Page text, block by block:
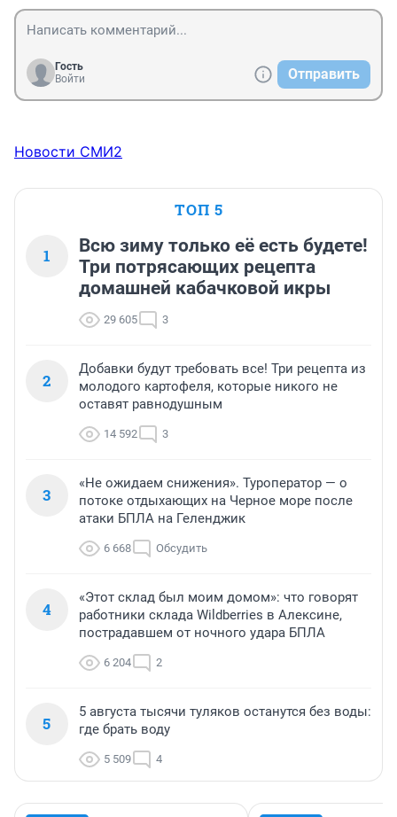
Гость
Войти
Отправить
Новости СМИ2
ТОП 5
1
Всю зиму только её есть будете!
Три потрясающих рецепта
домашней кабачковой икры
29 605 3
2
Добавки будут требовать все! Три рецепта из
молодого картофеля, которые никого не
оставят равнодушным
14 592 3
3
«Не ожидаем снижения». Туроператор — о
потоке отдыхающих на Черное море после
атаки БПЛА на Геленджик
6 668 Обсудить
4
«Этот склад был моим домом»: что говорят
работники склада Wildberries в Алексине,
пострадавшем от ночного удара БПЛА
6 204 2
5
5 августа тысячи туляков останутся без воды:
где брать воду
5 509 4